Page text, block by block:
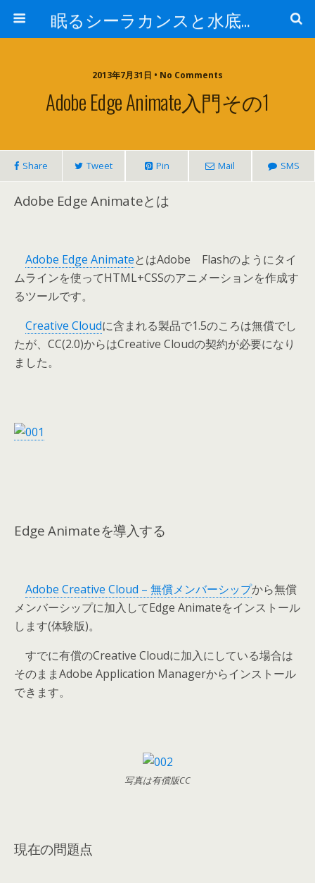
眠るシーラカンスと水底のプログラマー
2013年7月31日 • No Comments
Adobe Edge Animate入門その1
Share Tweet Pin Mail SMS
Adobe Edge Animateとは
Adobe Edge AnimateとはAdobe Flashのようにタイ
ムラインを使ってHTML+CSSのアニメーションを作成す
るツールです。
Creative Cloudに含まれる製品で1.5のころは無償でし
たが、CC(2.0)からはCreative Cloudの契約が必要になり
ました。
Edge Animateを導入する
Adobe Creative Cloud – 無償メンバーシップから無償
メンバーシップに加入してEdge Animateをインストール
します(体験版)。
すでに有償のCreative Cloudに加入にしている場合は
そのままAdobe Application Managerからインストール
できます。
写真は有償版CC
現在の問題点